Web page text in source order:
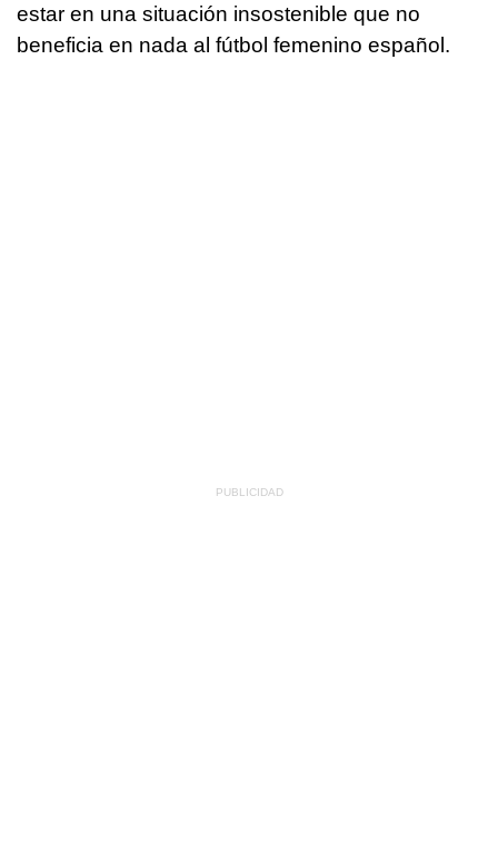
estar en una situación insostenible que no
beneficia en nada al fútbol femenino español.